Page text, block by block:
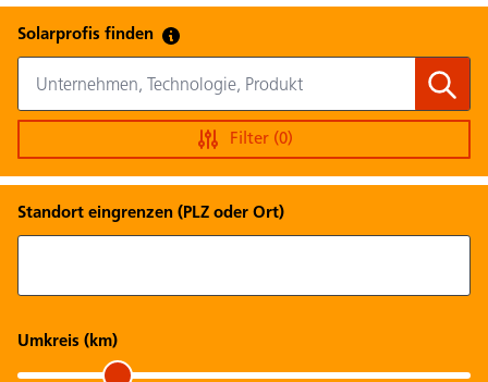
Solarprofis finden
Filter (0)
Standort eingrenzen (PLZ oder Ort)
Umkreis (km)